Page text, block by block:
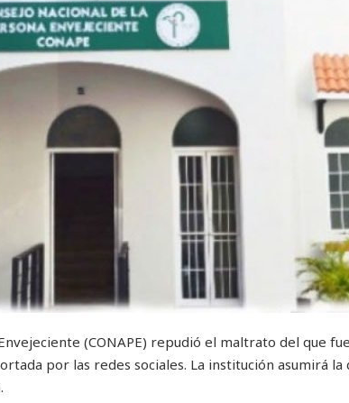
(CONAPE) repudió el maltrato del que
por las redes sociales. La institución asumirá la